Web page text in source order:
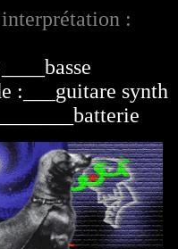
:
:___guitare synth